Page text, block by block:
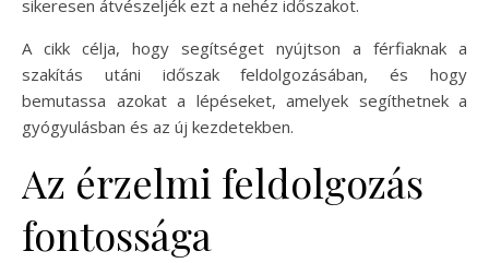
sikeresen átvészeljék ezt a nehéz időszakot.
A cikk célja, hogy segítséget nyújtson a férfiaknak a
szakítás utáni időszak feldolgozásában, és hogy
bemutassa azokat a lépéseket, amelyek segíthetnek a
gyógyulásban és az új kezdetekben.
Az érzelmi feldolgozás
fontossága